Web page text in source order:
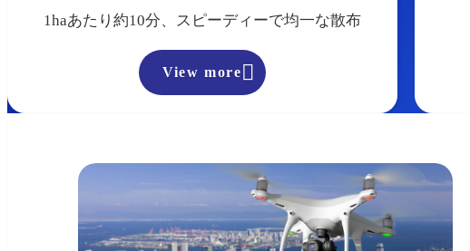
1haあたり約10分、スピーディーで均一な散布
View more